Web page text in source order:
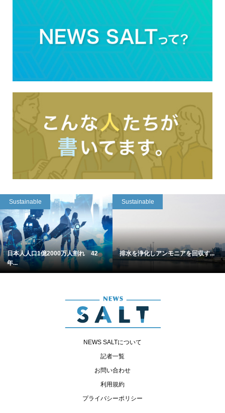
Sustainable
日本人人口1億2000万人割れ 42
年...
Sustainable
排水を浄化しアンモニアを回収す...
NEWS SALTについて
記者一覧
お問い合わせ
利用規約
プライバシーポリシー